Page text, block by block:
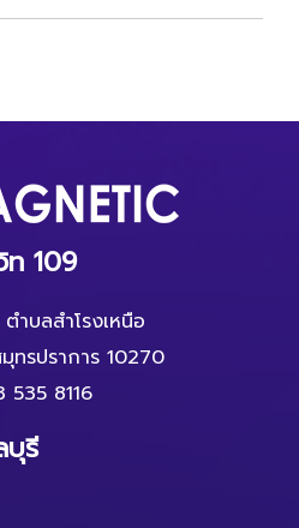
109
บลสำโรงเหนือ
ทรปราการ 10270
535 8116
บุรี